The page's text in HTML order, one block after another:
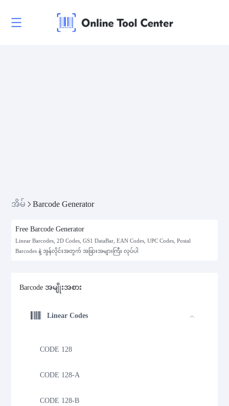
အိမ် Barcode Generator
Free Barcode Generator
Linear Barcodes, 2D Codes, GS1 DataBar, EAN Codes, UPC Codes, Postal
Barcodes နဲ့ အွန်လိုင်းအတွက် အခြားအများကြီး လုပ်ပါ
Barcode အမျိုးအစား
Linear Codes
CODE 128
CODE 128-A
CODE 128-B